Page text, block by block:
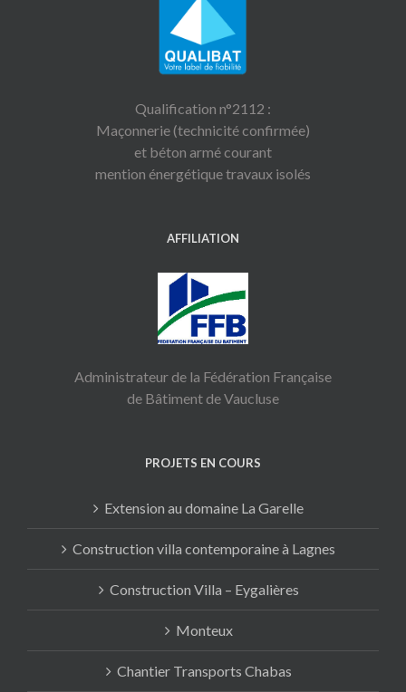
Qualification n°2112 :
Maçonnerie (technicité confirmée)
et béton armé courant
mention énergétique travaux isolés
AFFILIATION
Administrateur de la Fédération Française
de Bâtiment de Vaucluse
PROJETS EN COURS
Extension au domaine La Garelle
Construction villa contemporaine à Lagnes
Construction Villa – Eygalières
Monteux
Chantier Transports Chabas